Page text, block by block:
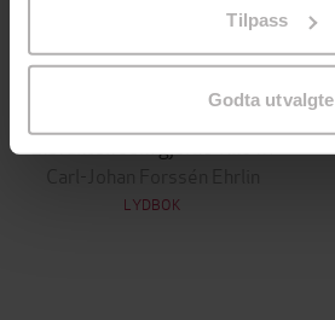
Tilpass
Godta utvalgte
LYDBOK